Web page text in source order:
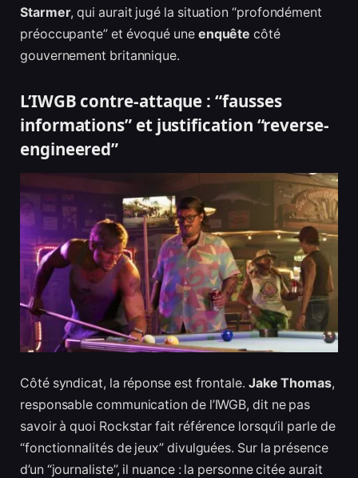
Starmer, qui aurait jugé la situation “profondément
préoccupante” et évoqué une enquête côté
gouvernement britannique.
L’IWGB contre-attaque : “fausses
informations” et justification “reverse-
engineered”
Côté syndicat, la réponse est frontale. Jake Thomas,
responsable communication de l’IWGB, dit ne pas
savoir à quoi Rockstar fait référence lorsqu’il parle de
“fonctionnalités de jeux” divulguées. Sur la présence
d’un “journaliste”, il nuance : la personne citée aurait